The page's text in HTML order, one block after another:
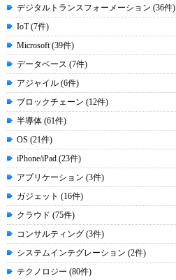
デジタルトランスフォーメーション (36件)
IoT (7件)
Microsoft (39件)
データベース (7件)
アジャイル (6件)
ブロックチェーン (12件)
半導体 (61件)
OS (21件)
iPhone/iPad (23件)
アプリケーション (3件)
ガジェット (16件)
クラウド (75件)
コンサルティング (3件)
システムインテグレーション (2件)
テクノロジー (80件)